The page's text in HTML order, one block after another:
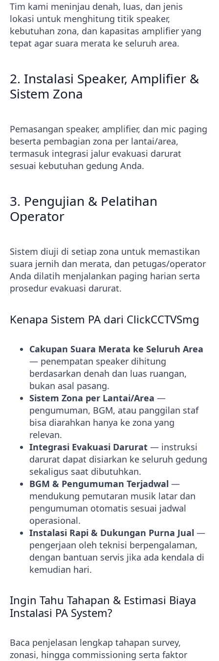
Tim kami meninjau denah, luas, dan jenis
lokasi untuk menghitung titik speaker,
kebutuhan zona, dan kapasitas amplifier yang
tepat agar suara merata ke seluruh area.
2. Instalasi Speaker, Amplifier &
Sistem Zona
Pemasangan speaker, amplifier, dan mic paging
beserta pembagian zona per lantai/area,
termasuk integrasi jalur evakuasi darurat
sesuai kebutuhan gedung Anda.
3. Pengujian & Pelatihan
Operator
Sistem diuji di setiap zona untuk memastikan
suara jernih dan merata, dan petugas/operator
Anda dilatih menjalankan paging harian serta
prosedur evakuasi darurat.
Kenapa Sistem PA dari ClickCCTVSmg
Cakupan Suara Merata ke Seluruh Area
— penempatan speaker dihitung
berdasarkan denah dan luas ruangan,
bukan asal pasang.
Sistem Zona per Lantai/Area —
pengumuman, BGM, atau panggilan staf
bisa diarahkan hanya ke zona yang
relevan.
Integrasi Evakuasi Darurat — instruksi
darurat dapat disiarkan ke seluruh gedung
sekaligus saat dibutuhkan.
BGM & Pengumuman Terjadwal —
mendukung pemutaran musik latar dan
pengumuman otomatis sesuai jadwal
operasional.
Instalasi Rapi & Dukungan Purna Jual —
pengerjaan oleh teknisi berpengalaman,
dengan bantuan servis jika ada kendala di
kemudian hari.
Ingin Tahu Tahapan & Estimasi Biaya
Instalasi PA System?
Baca penjelasan lengkap tahapan survey,
zonasi, hingga commissioning serta faktor